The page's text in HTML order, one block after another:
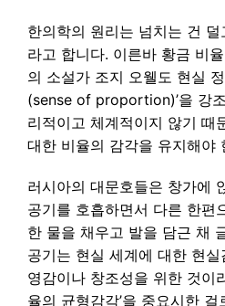
한의학의 원리는 넘치는 건
라고 합니다. 이른바 황금 비
의 소설가 조지 오웰도 현실
(sense of proportion)’을 강
리적이고 체계적이지 않기 때
대한 비율의 감각을 유지해야
러시아의 대문호들은 창가에
공기를 호흡하면서 다른 한편
한 물을 채우고 발을 담근 채
공기는 현실 세계에 대한 현
영감이나 창조성을 위한 것이
율의 균형감각’을 중요시한 걸